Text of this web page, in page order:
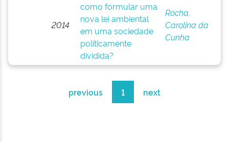
2014
como formular uma
nova lei ambiental
em uma sociedade
politicamente
dividida?
Rocha,
Carolina da
Cunha
previous 1 next